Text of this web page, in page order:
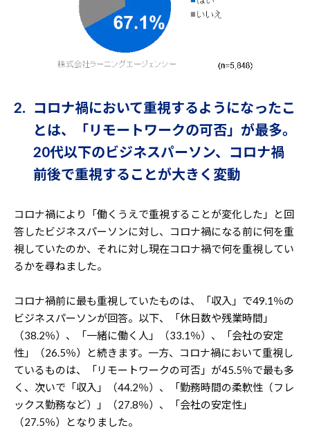
2. コロナ禍において重視するようになったこ
とは、「リモートワークの可否」が最多。
20代以下のビジネスパーソン、コロナ禍
前後で重視することが大きく変動
コロナ禍により「働くうえで重視することが変化した」と回
答したビジネスパーソンに対し、コロナ禍になる前に何を重
視していたのか、それに対し現在コロナ禍で何を重視してい
るかを尋ねました。
コロナ禍前に最も重視していたものは、「収入」で49.1％の
ビジネスパーソンが回答。以下、「休日数や残業時間」
（38.2％）、「一緒に働く人」（33.1％）、「会社の安定
性」（26.5％）と続きます。一方、コロナ禍において重視し
ているものは、「リモートワークの可否」が45.5％で最も多
く、次いで「収入」（44.2％）、「勤務時間の柔軟性（フレ
ックス勤務など）」（27.8％）、「会社の安定性」
（27.5％）となりました。